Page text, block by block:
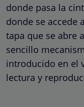
donde pasa la
donde se accede
tapa que se abre
sencillo
introducido en el
lectura y